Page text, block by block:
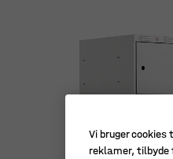
Vi bruger
reklamer, tilbyde